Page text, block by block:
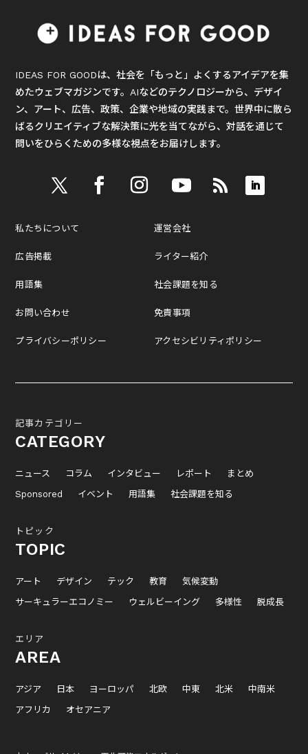
IDEAS FOR GOODは、社会を「もっと」よくするアイデアを集
めたウェブマガジンです。AIなどのテクノロジーから、デザイ
ン、アート、広告、政策、企業や地域の実践まで。世界中に散ら
ばるクリエイティブな解決策に光を当てながら、対話を通じて
問いをひらくための多様な視点をお届けします。
私たちについて
広告掲載
用語集
お問い合わせ
プライバシーポリシー
運営会社
ライター紹介
社会課題を知る
免責事項
アクセシビリティポリシー
記事カテゴリー
CATEGORY
ニュース コラム インタビュー レポート
まとめ
Sponsored
イベント 用語集 社会課題を知る
トピック
TOPIC
アート デザイン テック 教育
気候変動
サーキュラーエコノミー
ウェルビーイング 多様性 脱成長
エリア
AREA
アジア 日本 ヨーロッパ 北欧 中東 北米
中南米
アフリカ
オセアニア